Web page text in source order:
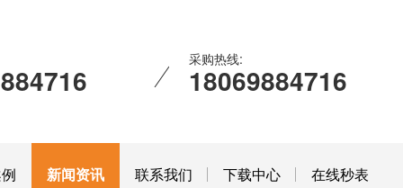
采购热线:
18069884716
新闻资讯 联系我们 下载中心 在线秒表